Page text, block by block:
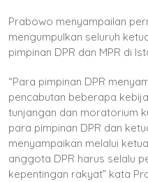
Prabowo menyampailan
mengumpulkan seluruh
pimpinan DPR dan MPR di
“Para pimpinan DPR
pencabutan beberapa
tunjangan dan moratorium
para pimpinan DPR dan
menyampaikan melalui
anggota DPR harus selalu
kepentingan rakyat” kata